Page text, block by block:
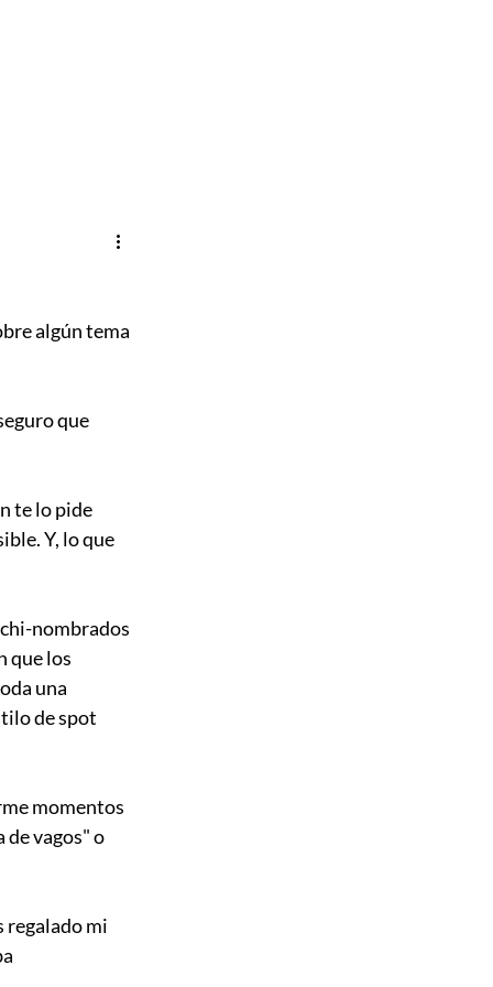
algún tema
que
te lo pide
Y, lo que
nombrados
que los
una
de spot
momentos
de vagos" o
regalado mi